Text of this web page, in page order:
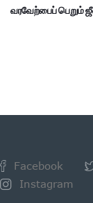
வரவேற்பைப் பெறும்
Facebook
Instagram